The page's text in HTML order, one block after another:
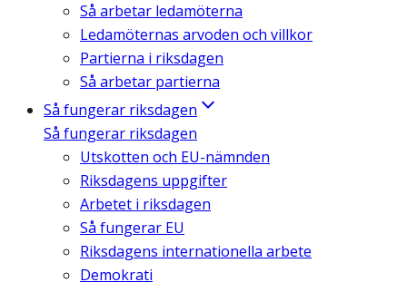
Så arbetar ledamöterna
Ledamöternas arvoden och villkor
Partierna i riksdagen
Så arbetar partierna
Så fungerar riksdagen
Så fungerar riksdagen
Utskotten och EU-nämnden
Riksdagens uppgifter
Arbetet i riksdagen
Så fungerar EU
Riksdagens internationella arbete
Demokrati